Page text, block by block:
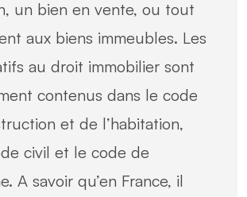
un bien en vente, ou tout
aux biens immeubles. Les
au droit immobilier sont
contenus dans le code
et de l’habitation,
civil et le code de
A savoir qu’en France, il